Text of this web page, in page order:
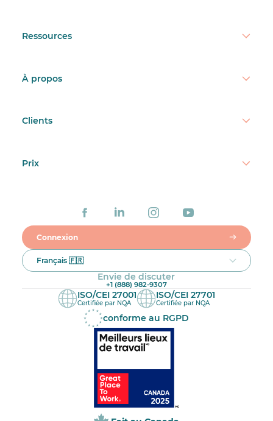
Ressources
À propos
Clients
Prix
Connexion
Français 🇫🇷
Envie de discuter
+1 (888) 982-9307
ISO/CEI 27001
Certifiée par NQA
ISO/CEI 27701
Certifiée par NQA
conforme au RGPD